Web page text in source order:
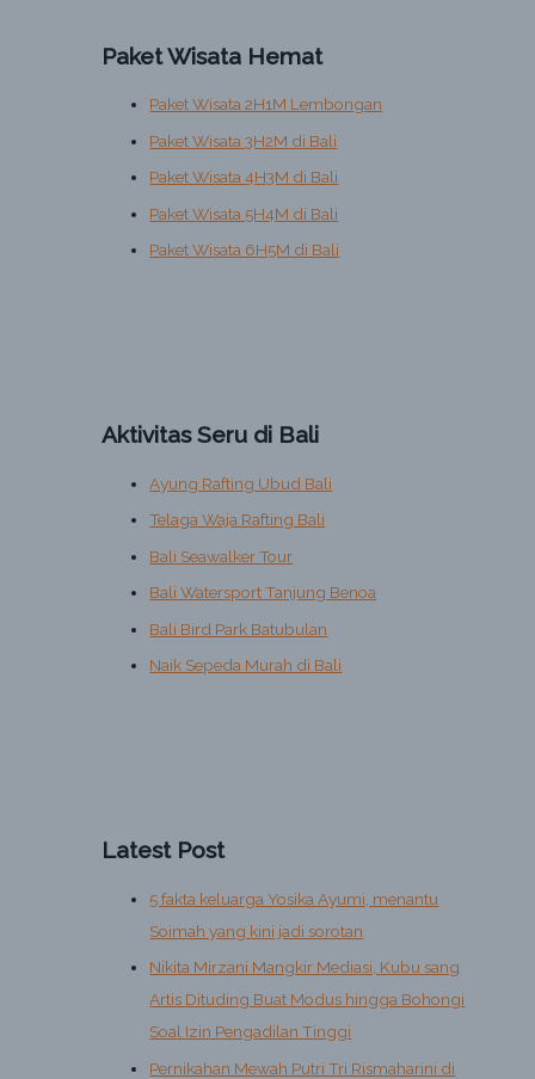
Paket Wisata Hemat
Paket Wisata 2H1M Lembongan
Paket Wisata 3H2M di Bali
Paket Wisata 4H3M di Bali
Paket Wisata 5H4M di Bali
Paket Wisata 6H5M di Bali
Aktivitas Seru di Bali
Ayung Rafting Ubud Bali
Telaga Waja Rafting Bali
Bali Seawalker Tour
Bali Watersport Tanjung Benoa
Bali Bird Park Batubulan
Naik Sepeda Murah di Bali
Latest Post
5 fakta keluarga Yosika Ayumi, menantu
Soimah yang kini jadi sorotan
Nikita Mirzani Mangkir Mediasi, Kubu sang
Artis Dituding Buat Modus hingga Bohongi
Soal Izin Pengadilan Tinggi
Pernikahan Mewah Putri Tri Rismaharini di